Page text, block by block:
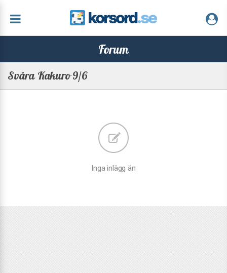
Forum
Svåra Kakuro 9/6
Inga inlägg än